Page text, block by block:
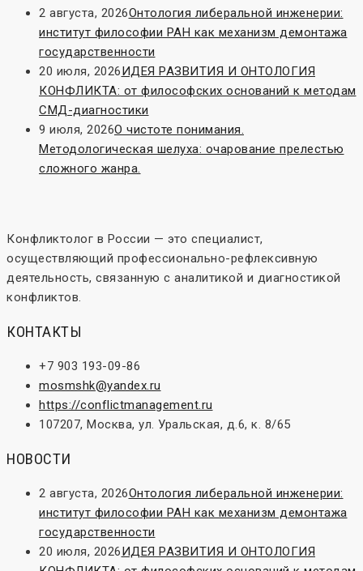
2 августа, 2026Онтология либеральной инженерии:
институт философии РАН как механизм демонтажа
государственности
20 июля, 2026ИДЕЯ РАЗВИТИЯ И ОНТОЛОГИЯ
КОНФЛИКТА: от философских оснований к методам
СМД-диагностики
9 июля, 2026О чистоте понимания.
Методологическая шелуха: очарование прелестью
сложного жанра.
Конфликтолог в России — это специалист,
осуществляющий профессионально-рефлексивную
деятельность, связанную с аналитикой и диагностикой
конфликтов.
КОНТАКТЫ
+7 903 193-09-86
mosmshk@yandex.ru
https://conflictmanagement.ru
107207, Москва, ул. Уральская, д.6, к. 8/65
НОВОСТИ
2 августа, 2026Онтология либеральной инженерии:
институт философии РАН как механизм демонтажа
государственности
20 июля, 2026ИДЕЯ РАЗВИТИЯ И ОНТОЛОГИЯ